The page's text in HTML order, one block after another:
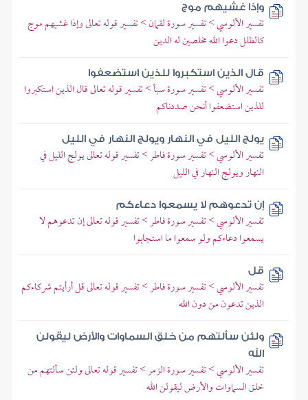
وإذا غشيهم موج
تفسير الألوسي > تفسير سورة لقمان > تفسير قوله تعالى وإذا غشيهم موج
كالظلل دعوا الله مخلصين له الدين
قال الذين استكبروا للذين استضعفوا
تفسير الألوسي > تفسير سورة سبأ > تفسير قوله تعالى قال الذين استكبروا
للذين استضعفوا أنحن صددناكم
يولج الليل في النهار ويولج النهار في الليل
تفسير الألوسي > تفسير سورة فاطر > تفسير قوله تعالى يولج الليل في
النهار ويولج النهار في الليل
إن تدعوهم لا يسمعوا دعاءكم
تفسير الألوسي > تفسير سورة فاطر > تفسير قوله تعالى إن تدعوهم لا
يسمعوا دعاءكم ولو سمعوا ما استجابوا
قل
تفسير الألوسي > تفسير سورة فاطر > تفسير قوله تعالى قل أرأيتم شركاءكم
الذين تدعون من دون الله
ولئن سألتهم من خلق السماوات والأرض ليقولن
الله
تفسير الألوسي > تفسير سورة الزمر > تفسير قوله تعالى ولئن سألتهم من
خلق السماوات والأرض ليقولن الله